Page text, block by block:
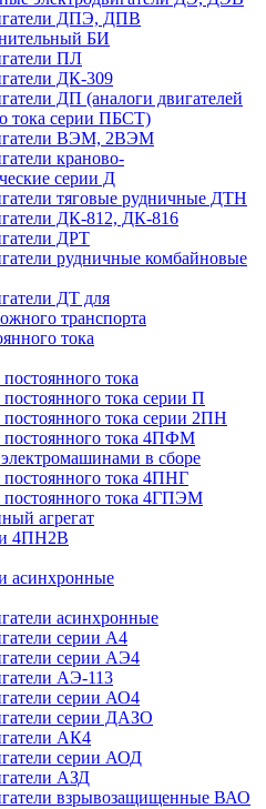
ДПЭ, ДПВ
БИ
ПЛ
ДК-309
ДП (аналоги двигателей
тока серии ПБСТ)
ВЭМ, 2ВЭМ
краново-
серии Д
тяговые рудничные ДТН
ДК-812, ДК-816
ДРТ
рудничные комбайновые
ДТ для
транспорта
тока
тока
тока серии П
постоянного тока серии 2ПН
постоянного тока 4ПФМ
в сборе
постоянного тока 4ПНГ
постоянного тока 4ГПЭМ
агрегат
4ПН2В
асинхронные
асинхронные
серии А4
серии АЭ4
АЭ-113
серии АО4
серии ДАЗО
АК4
серии АОД
АЗД
взрывозащищенные ВАО